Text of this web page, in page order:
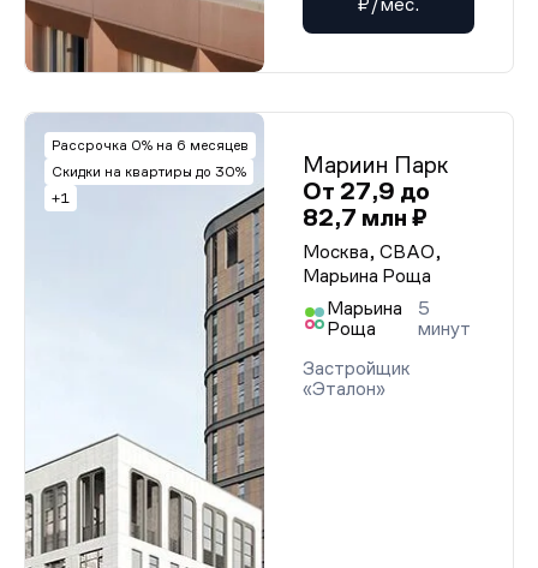
₽/мес.
Рассрочка 0% на 6 месяцев
Скидки на квартиры до 30%
+1
Мариин Парк
От 27,9 до
82,7 млн ₽
Москва, СВАО,
Марьина Роща
Марьина
Роща
5
минут
Застройщик
«Эталон»